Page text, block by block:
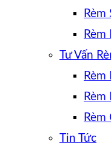
Rèm
Tư Vấn
Rèm
Rèm
Tin Tức